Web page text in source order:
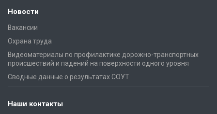
Новости
Вакансии
Охрана труда
Видеоматериалы по профилактике дорожно-транспортных
происшествий и падений на поверхности одного уровня
Сводные данные о результатах СОУТ
Наши контакты